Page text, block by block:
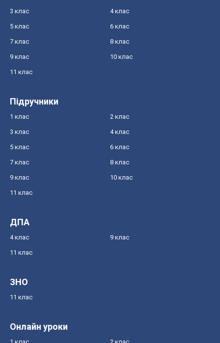
3 клас 4 клас
5 клас 6 клас
7 клас 8 клас
9 клас 10 клас
11 клас
Підручники
1 клас 2 клас
3 клас 4 клас
5 клас 6 клас
7 клас 8 клас
9 клас 10 клас
11 клас
ДПА
4 клас 9 клас
11 клас
ЗНО
11 клас
Онлайн уроки